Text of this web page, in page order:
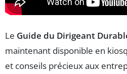
Le Guide du Dirigeant
maintenant disponible en
et conseils précieux aux